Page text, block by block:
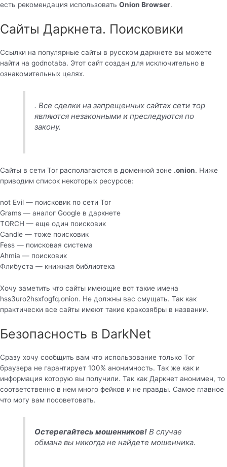
есть рекомендация использовать Onion Browser.
Сайты Даркнета. Поисковики
Ссылки на популярные сайты в русском даркнете вы можете
найти на godnotaba. Этот сайт создан для исключительно в
ознакомительных целях.
. Все сделки на запрещенных сайтах сети тор
являются незаконными и преследуются по
закону.
Сайты в сети Tor располагаются в доменной зоне .onion. Ниже
приводим список некоторых ресурсов:
not Evil — поисковик по сети Tor
Grams — аналог Google в даркнете
TORCH — еще один поисковик
Candle — тоже поисковик
Fess — поисковая система
Ahmia — поисковик
Флибуста — книжная библиотека
Хочу заметить что сайты имеющие вот такие имена
hss3uro2hsxfogfq.onion. Не должны вас смущать. Так как
практически все сайты имеют такие кракозябры в названии.
Безопасность в DarkNet
Сразу хочу сообщить вам что использование только Tor
браузера не гарантирует 100% анонимность. Так же как и
информация которую вы получили. Так как Даркнет анонимен, то
соответственно в нем много фейков и не правды. Самое главное
что могу вам посоветовать.
Остерегайтесь мошенников! В случае
обмана вы никогда не найдете мошенника.